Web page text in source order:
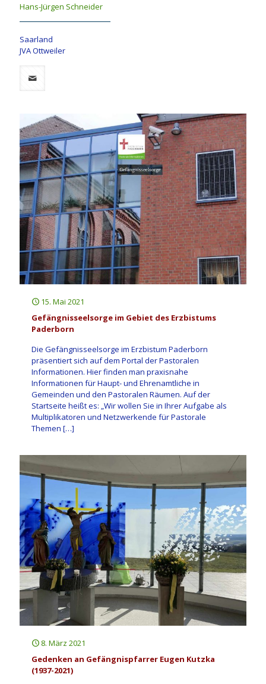
Hans-Jürgen Schneider
Saarland
JVA Ottweiler
15. Mai 2021
Gefängnisseelsorge im Gebiet des Erzbistums
Paderborn
Die Gefängnisseelsorge im Erzbistum Paderborn
präsentiert sich auf dem Portal der Pastoralen
Informationen. Hier finden man praxisnahe
Informationen für Haupt- und Ehrenamtliche in
Gemeinden und den Pastoralen Räumen. Auf der
Startseite heißt es: „Wir wollen Sie in Ihrer Aufgabe als
Multiplikatoren und Netzwerkende für Pastorale
Themen […]
8. März 2021
Gedenken an Gefängnispfarrer Eugen Kutzka
(1937-2021)